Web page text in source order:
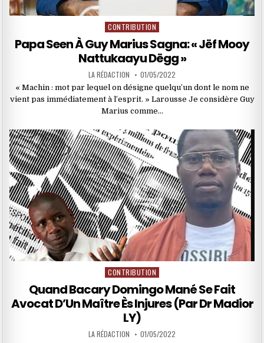
Posted
in
CONTRIBUTION
Papa Seen À Guy Marius Sagna: « Jëf Mooy
Nattukaayu Dëgg »
LA RÉDACTION 01/05/2022
« Machin : mot par lequel on désigne quelqu’un dont le nom ne
vient pas immédiatement à l’esprit. » Larousse Je considère Guy
Marius comme…
Posted
CONTRIBUTION
Quand Bacary Domingo Mané Se Fait
Avocat D’Un Maître Ès Injures (Par Dr Madior
LY)
LA RÉDACTION 01/05/2022